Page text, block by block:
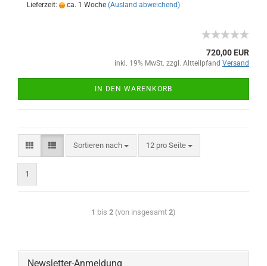
Lieferzeit: ca. 1 Woche (Ausland abweichend)
720,00 EUR
inkl. 19% MwSt. zzgl. Altteilpfand Versand
IN DEN WARENKORB
Sortieren nach 12 pro Seite
1
1 bis 2 (von insgesamt 2)
Newsletter-Anmeldung